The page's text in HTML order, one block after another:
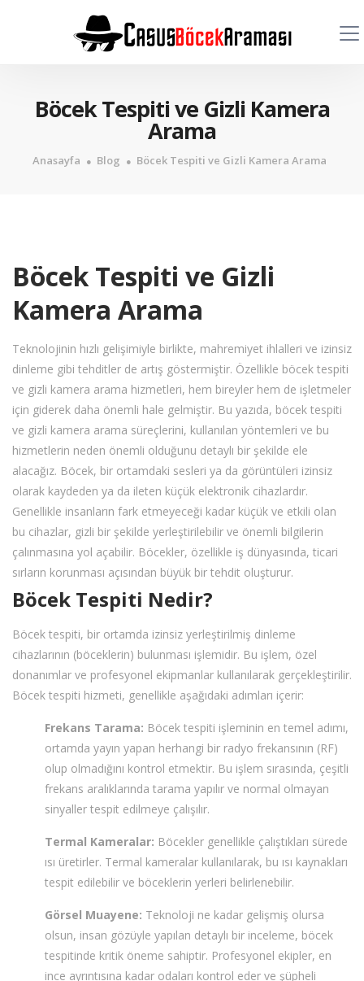
Böcek Tespiti ve Gizli Kamera
Arama
Anasayfa Blog Böcek Tespiti ve Gizli Kamera Arama
Böcek Tespiti ve Gizli
Kamera Arama
Teknolojinin hızlı gelişimiyle birlikte, mahremiyet ihlalleri ve izinsiz
dinleme gibi tehditler de artış göstermiştir. Özellikle böcek tespiti
ve gizli kamera arama hizmetleri, hem bireyler hem de işletmeler
için giderek daha önemli hale gelmiştir. Bu yazıda, böcek tespiti
ve gizli kamera arama süreçlerini, kullanılan yöntemleri ve bu
hizmetlerin neden önemli olduğunu detaylı bir şekilde ele
alacağız. Böcek, bir ortamdaki sesleri ya da görüntüleri izinsiz
olarak kaydeden ya da ileten küçük elektronik cihazlardır.
Genellikle insanların fark etmeyeceği kadar küçük ve etkili olan
bu cihazlar, gizli bir şekilde yerleştirilebilir ve önemli bilgilerin
çalınmasına yol açabilir. Böcekler, özellikle iş dünyasında, ticari
sırların korunması açısından büyük bir tehdit oluşturur.
Böcek Tespiti Nedir?
Böcek tespiti, bir ortamda izinsiz yerleştirilmiş dinleme
cihazlarının (böceklerin) bulunması işlemidir. Bu işlem, özel
donanımlar ve profesyonel ekipmanlar kullanılarak gerçekleştirilir.
Böcek tespiti hizmeti, genellikle aşağıdaki adımları içerir:
Frekans Tarama: Böcek tespiti işleminin en temel adımı,
ortamda yayın yapan herhangi bir radyo frekansının (RF)
olup olmadığını kontrol etmektir. Bu işlem sırasında, çeşitli
frekans aralıklarında tarama yapılır ve normal olmayan
sinyaller tespit edilmeye çalışılır.
Termal Kameralar: Böcekler genellikle çalıştıkları sürede
ısı üretirler. Termal kameralar kullanılarak, bu ısı kaynakları
tespit edilebilir ve böceklerin yerleri belirlenebilir.
Görsel Muayene: Teknoloji ne kadar gelişmiş olursa
olsun, insan gözüyle yapılan detaylı bir inceleme, böcek
tespitinde kritik öneme sahiptir. Profesyonel ekipler, en
ince ayrıntısına kadar odaları kontrol eder ve şüpheli